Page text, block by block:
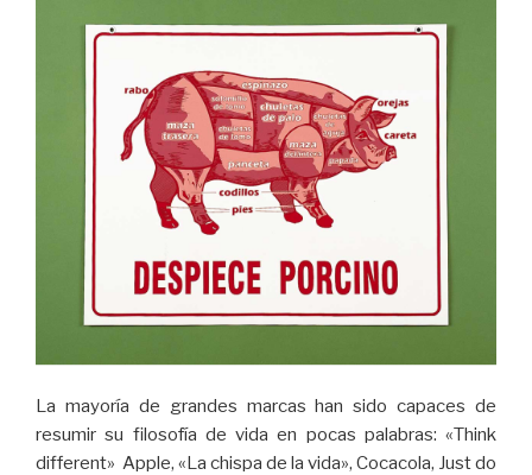
La mayoría de grandes marcas han sido capaces de
resumir su filosofía de vida en pocas palabras: «Think
different» Apple, «La chispa de la vida», Cocacola, Just do